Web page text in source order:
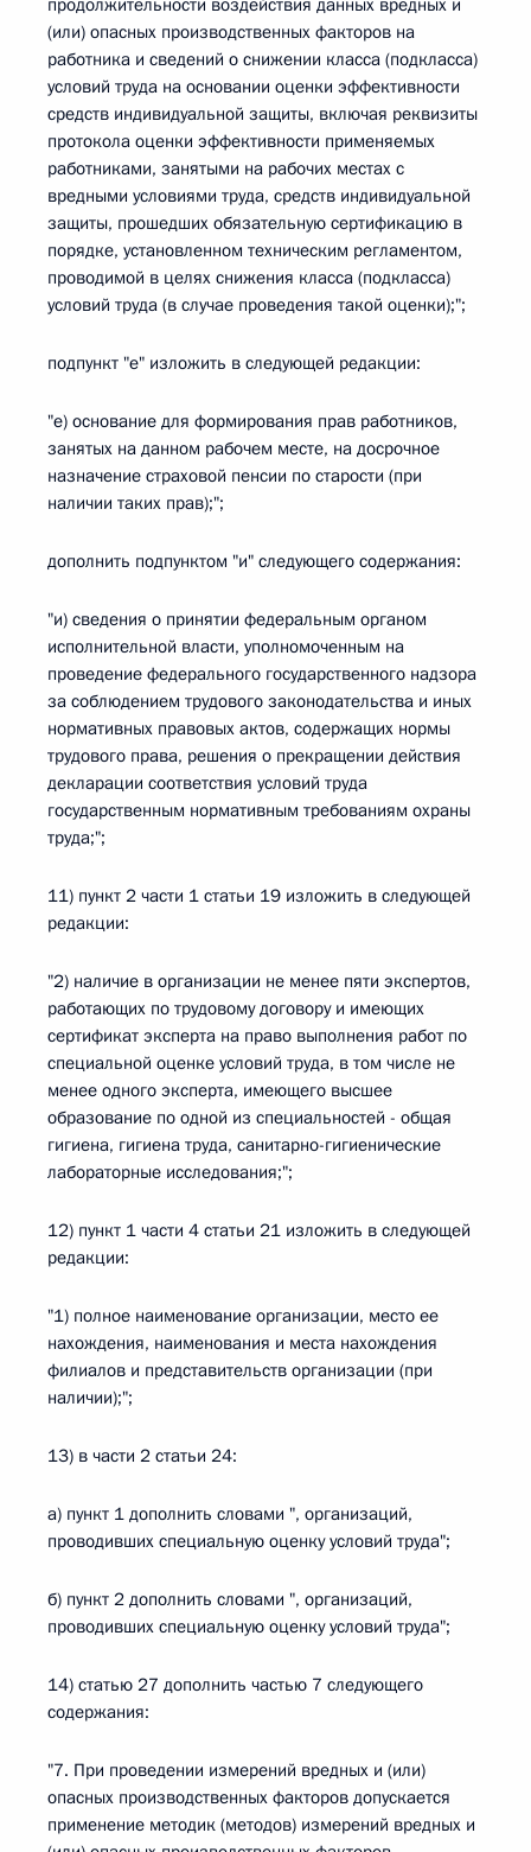
продолжительности воздействия данных вредных и
(или) опасных производственных факторов на
работника и сведений о снижении класса (подкласса)
условий труда на основании оценки эффективности
средств индивидуальной защиты, включая реквизиты
протокола оценки эффективности применяемых
работниками, занятыми на рабочих местах с
вредными условиями труда, средств индивидуальной
защиты, прошедших обязательную сертификацию в
порядке, установленном техническим регламентом,
проводимой в целях снижения класса (подкласса)
условий труда (в случае проведения такой оценки);";
подпункт "е" изложить в следующей редакции:
"е) основание для формирования прав работников,
занятых на данном рабочем месте, на досрочное
назначение страховой пенсии по старости (при
наличии таких прав);";
дополнить подпунктом "и" следующего содержания:
"и) сведения о принятии федеральным органом
исполнительной власти, уполномоченным на
проведение федерального государственного надзора
за соблюдением трудового законодательства и иных
нормативных правовых актов, содержащих нормы
трудового права, решения о прекращении действия
декларации соответствия условий труда
государственным нормативным требованиям охраны
труда;";
11) пункт 2 части 1 статьи 19 изложить в следующей
редакции:
"2) наличие в организации не менее пяти экспертов,
работающих по трудовому договору и имеющих
сертификат эксперта на право выполнения работ по
специальной оценке условий труда, в том числе не
менее одного эксперта, имеющего высшее
образование по одной из специальностей - общая
гигиена, гигиена труда, санитарно-гигиенические
лабораторные исследования;";
12) пункт 1 части 4 статьи 21 изложить в следующей
редакции:
"1) полное наименование организации, место ее
нахождения, наименования и места нахождения
филиалов и представительств организации (при
наличии);";
13) в части 2 статьи 24:
а) пункт 1 дополнить словами ", организаций,
проводивших специальную оценку условий труда";
б) пункт 2 дополнить словами ", организаций,
проводивших специальную оценку условий труда";
14) статью 27 дополнить частью 7 следующего
содержания:
"7. При проведении измерений вредных и (или)
опасных производственных факторов допускается
применение методик (методов) измерений вредных и